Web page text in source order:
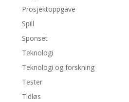
Prosjektoppgave
Spill
Sponset
Teknologi
Teknologi og forskning
Tester
Tidløs